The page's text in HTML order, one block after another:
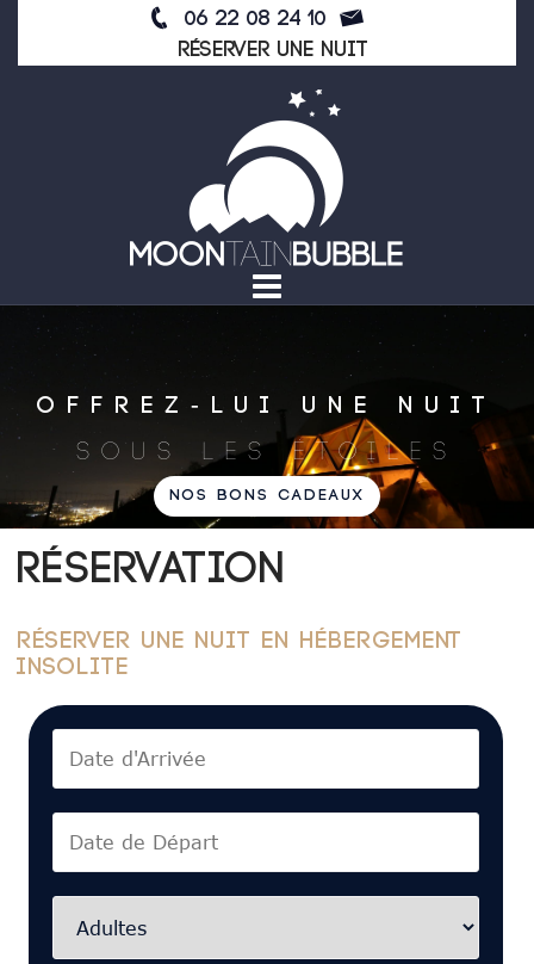
content
06 22 08 24 10
Réserver une nuit
OFFREZ-LUI UNE NUIT
SOUS LES ÉTOILES
NOS BONS CADEAUX
Réservation
Réserver une nuit en Hébergement
Insolite